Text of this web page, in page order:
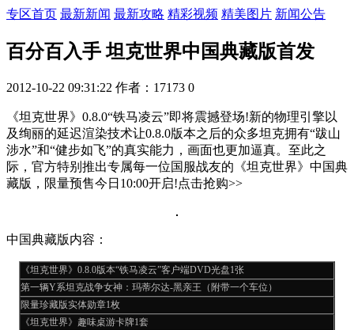
专区首页 最新新闻 最新攻略 精彩视频 精美图片 新闻公告
百分百入手 坦克世界中国典藏版首发
2012-10-22 09:31:22 作者：17173 0
《坦克世界》0.8.0“铁马凌云”即将震撼登场!新的物理引擎以
及绚丽的延迟渲染技术让0.8.0版本之后的众多坦克拥有“跋山
涉水”和“健步如飞”的真实能力，画面也更加逼真。至此之
际，官方特别推出专属每一位国服战友的《坦克世界》中国典
藏版，限量预售今日10:00开启!点击抢购>>
中国典藏版内容：
《坦克世界》0.8.0版本“铁马凌云”客户端DVD光盘1张
第一辆Y系坦克战争女神：玛蒂尔达-黑亲王（附带一个车位）
限量珍藏版实体勋章1枚
《坦克世界》趣味桌游卡牌1套